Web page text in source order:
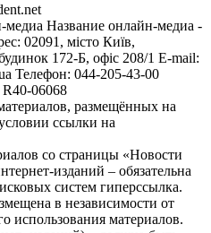
медиа Название онлайн-медиа -
02091, місто Київ,
172-Б, офіс 208/1 E-mail:
Телефон: 044-205-43-00
06068
размещённых на
ссылки на
со страницы «Новости
изданий – обязательна
систем гиперссылка.
в независимости от
использования материалов.